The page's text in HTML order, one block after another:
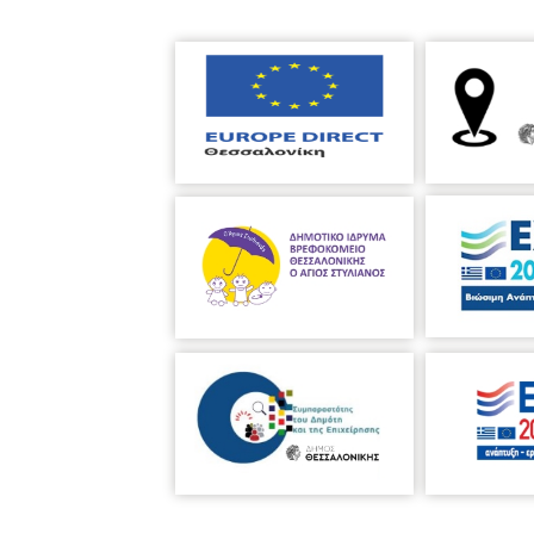
Λίγα λόγια για την ομάδα:
Η θεατρική ομάδα "The Cranes"
είναι η πρώτη παράσταση της
Τιμές εισιτηρίων:
Κανονικό 10 ευρώ
Μειωμένο 8 ευρώ
Διατίθενται και μέσω Viva